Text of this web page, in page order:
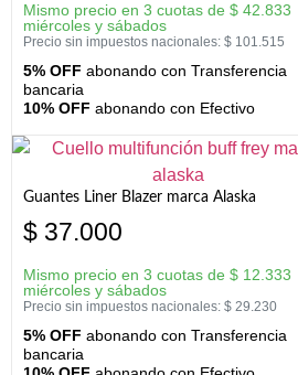
Mismo precio en 3 cuotas de $ 42.833
miércoles y sábados
Precio sin impuestos nacionales: $ 101.515
5% OFF abonando con Transferencia
bancaria
10% OFF abonando con Efectivo
Guantes Liner Blazer marca Alaska
$ 37.000
Mismo precio en 3 cuotas de $ 12.333
miércoles y sábados
Precio sin impuestos nacionales: $ 29.230
5% OFF abonando con Transferencia
bancaria